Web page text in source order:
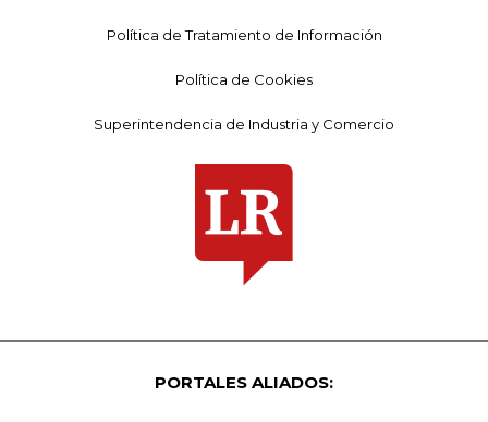
Política de Tratamiento de Información
Política de Cookies
Superintendencia de Industria y Comercio
PORTALES ALIADOS: